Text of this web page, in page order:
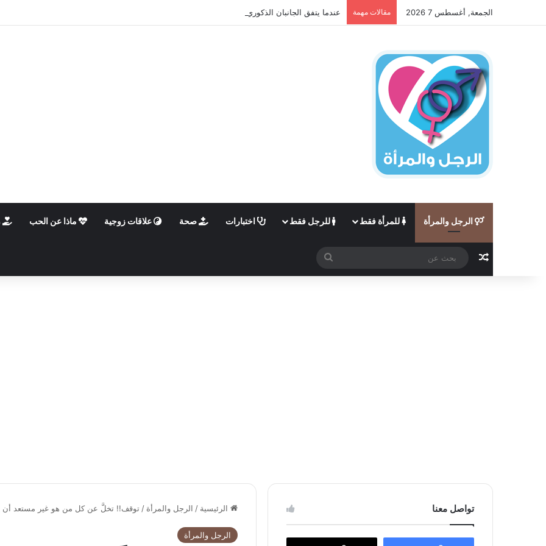
الجمعة, أغسطس 7 2026 مقالات مهمة عندما يتفق الجانبان الذكوري والأنثوي داخلنا، ما الذي يحدث؟
الرجل والمرأة للمرأة فقط للرجل فقط اختبارات صحة علاقات زوجية ماذا عن الحب
مقال عشوائي
بحث
عن
الرئيسية / الرجل والمرأة / توقف!! تخلَّ عن كل من هو غير مستعد أن
الرجل والمرأة
تواصل معنا